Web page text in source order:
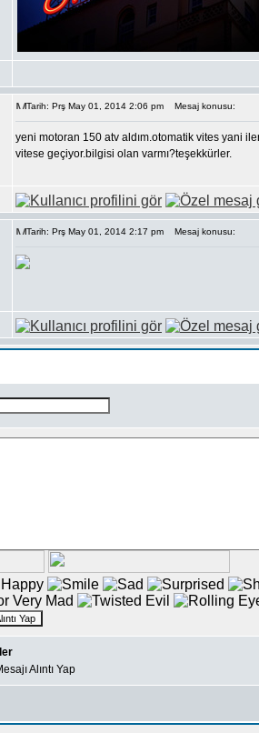
Tarih: Prş May 01, 2014 2:06 pm Mesaj konusu:
yeni motoran 150 atv aldım.otomatik vites yani
vitese geçiyor.bilgisi olan varmı?teşekkürler.
Tarih: Prş May 01, 2014 2:17 pm Mesaj konusu:
Alıntı Yap